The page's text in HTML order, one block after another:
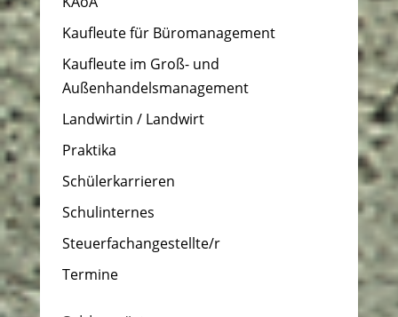
Kaufleute für Büromanagement
Kaufleute im Groß- und
Außenhandelsmanagement
Landwirtin / Landwirt
Praktika
Schülerkarrieren
Schulinternes
Steuerfachangestellte/r
Termine